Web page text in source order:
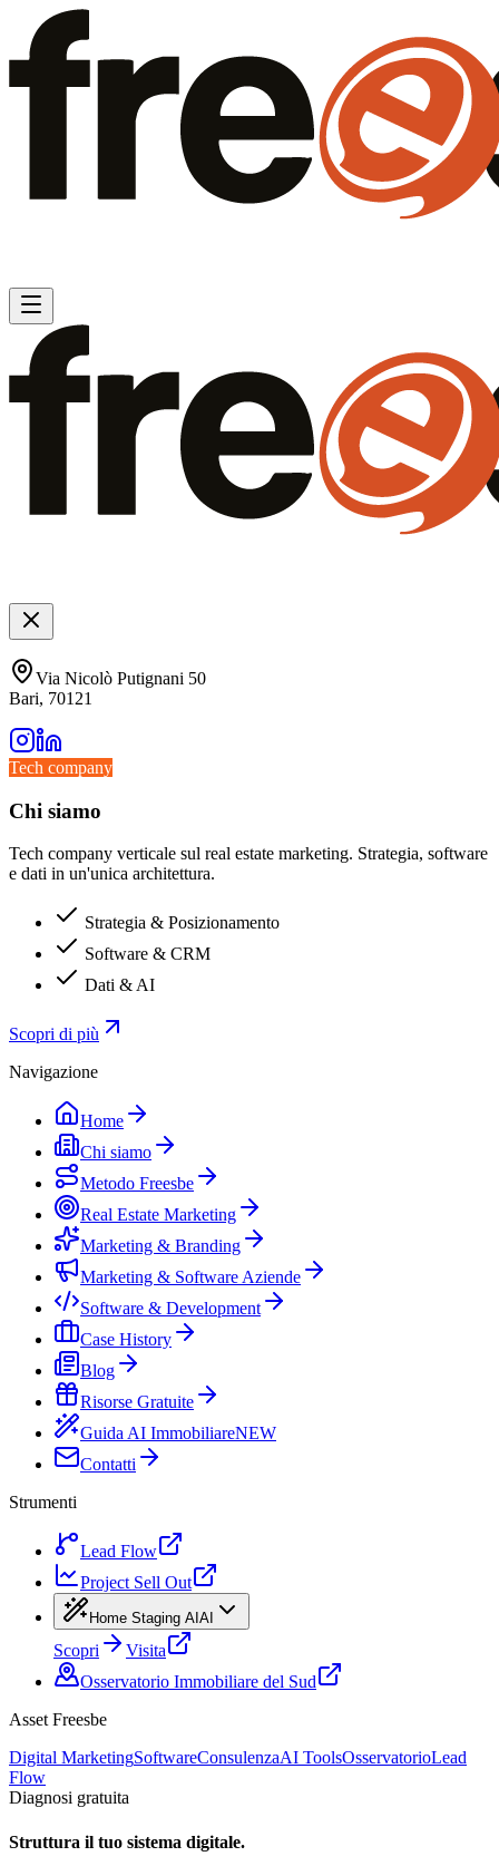
Via Nicolò Putignani 50
Bari, 70121
Tech company
Chi siamo
Tech company verticale sul real estate marketing. Strategia, software
e dati in un'unica architettura.
Strategia & Posizionamento
Software & CRM
Dati & AI
Scopri di più
Navigazione
Home
Chi siamo
Metodo Freesbe
Real Estate Marketing
Marketing & Branding
Marketing & Software Aziende
Software & Development
Case History
Blog
Risorse Gratuite
Guida AI ImmobiliareNEW
Contatti
Strumenti
Lead Flow
Project Sell Out
Home Staging AI AI
Scopri
Visita
Osservatorio Immobiliare del Sud
Asset Freesbe
Digital MarketingSoftwareConsulenzaAI ToolsOsservatorioLead
Flow
Diagnosi gratuita
Struttura il tuo sistema digitale.